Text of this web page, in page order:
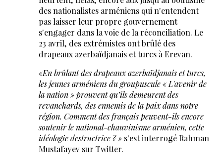
des nationalistes arméniens qui n'entendent
pas laisser leur propre gouvernement
s'engager dans la voie de la réconciliation. Le
23 avril, des extrémistes ont brûlé des
drapeaux azerbaïdjanais et turcs à Erevan.
«En brûlant des drapeaux azerbaïdjanais et turcs,
les jeunes arméniens du groupuscule « L'avenir de
la nation » prouvent qu’ils demeurent des
revanchards, des ennemis de la paix dans notre
région. Comment des français peuvent-ils encore
soutenir le national-chauvinisme arménien, cette
idéologie destructrice ? » s'est interrogé Rahman
Mustafayev sur Twitter.